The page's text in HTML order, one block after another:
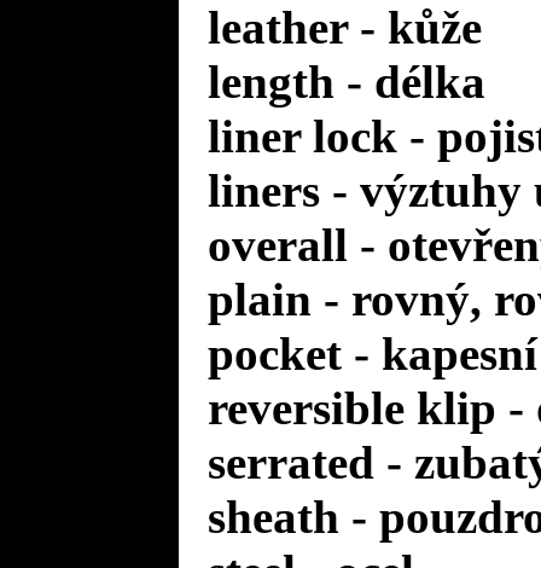
leather - kůže
length - délka
liner lock -
liners -
overall -
plain - rovný,
pocket - kapesní
reversible klip
serrated -
sheath -